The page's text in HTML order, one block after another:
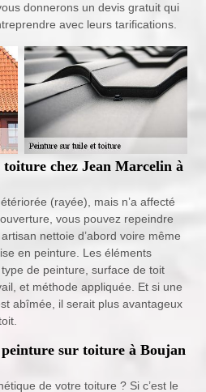
donnerons un devis gratuit qui
avec leurs tarifications.
chez Jean Marcelin à
(rayée), mais n’a affecté
vous pouvez repeindre
nettoie d’abord voire même
en peinture. Les éléments
de peinture, surface de toit
et méthode appliquée. Et si une
abîmée, il serait plus avantageux
sur toiture à Boujan
de votre toiture ? Si c’est le